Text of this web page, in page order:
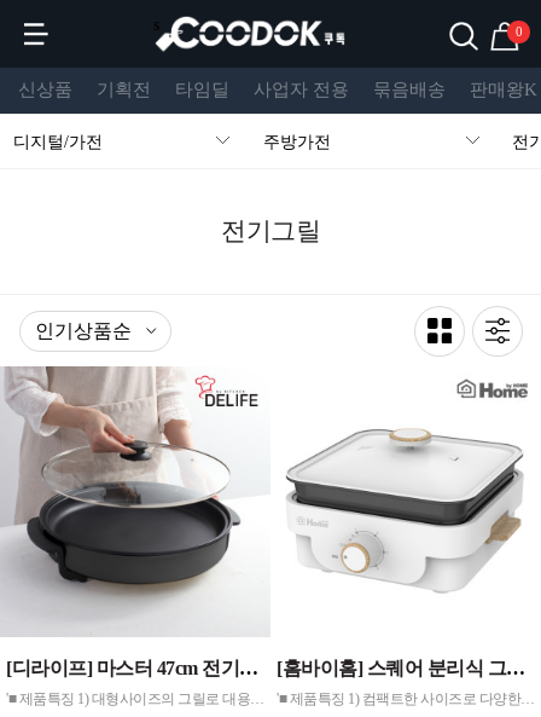
s 0
신상품 기획전 타임딜 사업자 전용 묶음배송 판매왕K
디지털/가전 주방가전 전
전기그릴
[디라이프] 마스터 47cm 전기그릴 (피자팬)
'■ 제품특징 1) 대형사이즈의 그릴로 대용량 요리도 빠르게! 2) 47cm 대형사이즈로 명절,기념일,잔치 등 많은 양의 음식을 빠르게 조리 가능 3) 전,생선구이,삼겹살,피자,전골,감자탕,해물찜 등등 다양한 요리 가능 4) 1~5단계 맞춤 온도 조절이 가능 5) 투명 내열유리 뚜껑으로 기름이나 국물이 튀는것을 방지하면서 조리과정을 눈으로 쉽게 봄 6)
[홈바이홈] 스퀘어 분리식 그릴 전기식 1
'■ 제품특징 1) 컴팩트한 사이즈로 다양한 요리를 간편하게 즐길 수 있습니다. 2) 음식을 골고루 익혀주는 뛰어난 열효율 3) 논스틱 불소수지 코팅으로 음식물이 쉽게 눌러 붙지 않습니다. 4) 전골&구이 다용도 사용가능 5) 하부에 미끄럼방지 패드가 부착되어 있어 조리시 흔들임 없이 사용할수 있습니다.